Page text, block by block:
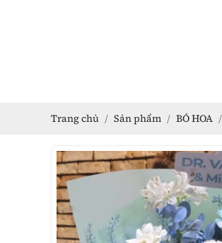
Trang chủ Sản phẩm BÓ HOA